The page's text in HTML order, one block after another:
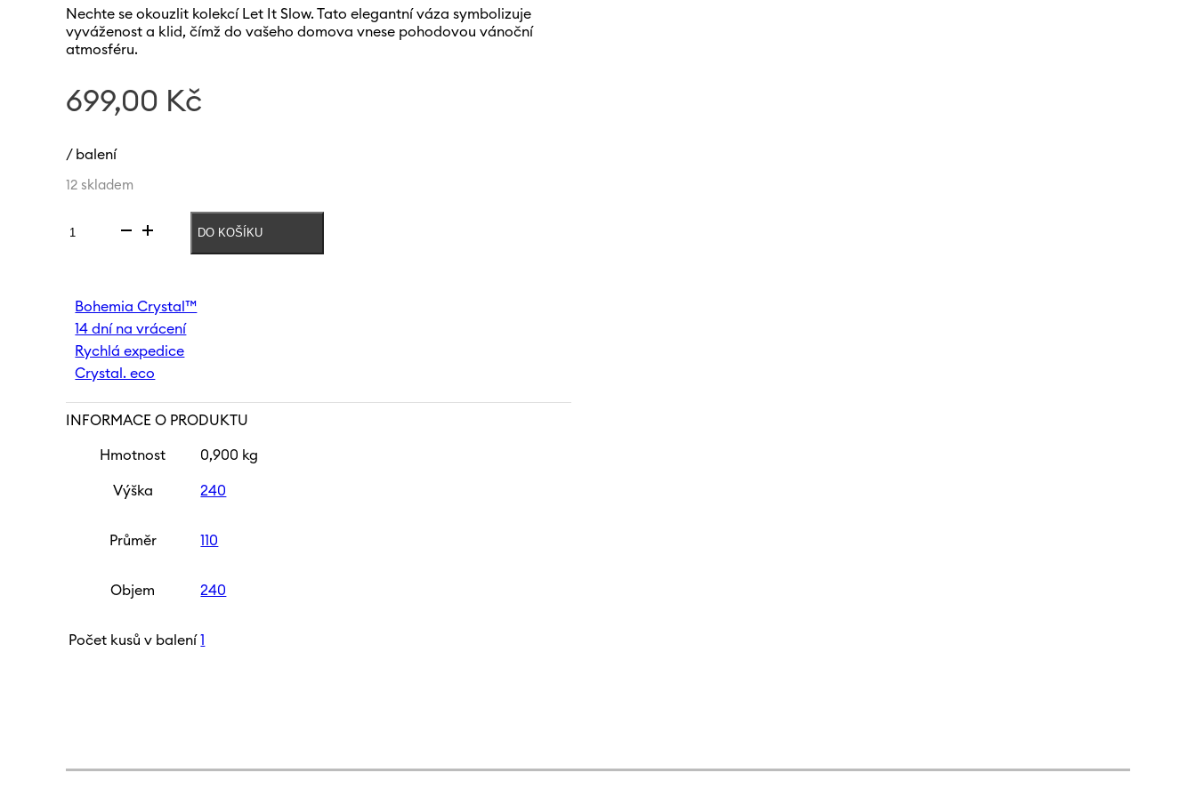
Nechte se okouzlit kolekcí Let It Slow. Tato elegantní váza symbolizuje
vyváženost a klid, čímž do vašeho domova vnese pohodovou vánoční
atmosféru.
699,00 Kč
/ balení
12 skladem
Váza
240mm
Světlehnědá
množství
DO KOŠÍKU
Bohemia Crystal™
14 dní na vrácení
Rychlá expedice
Crystal. eco
INFORMACE O PRODUKTU
Hmotnost 0,900 kg
Výška 240
Průměr 110
Objem 240
Počet kusů v balení 1